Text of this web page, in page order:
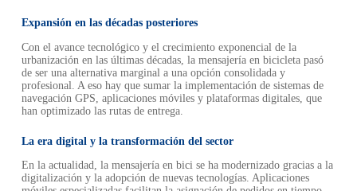
Expansión en las décadas posteriores
Con el avance tecnológico y el crecimiento exponencial de la
urbanización en las últimas décadas, la mensajería en bicicleta pasó
de ser una alternativa marginal a una opción consolidada y
profesional. A eso hay que sumar la implementación de sistemas de
navegación GPS, aplicaciones móviles y plataformas digitales, que
han optimizado las rutas de entrega.
La era digital y la transformación del sector
En la actualidad, la mensajería en bici se ha modernizado gracias a la
digitalización y la adopción de nuevas tecnologías. Aplicaciones